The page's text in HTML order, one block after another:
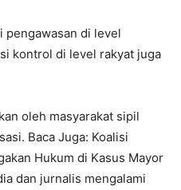
pengawasan di level
kontrol di level rakyat juga
oleh masyarakat sipil
Baca Juga: Koalisi
Hukum di Kasus Mayor
dan jurnalis mengalami